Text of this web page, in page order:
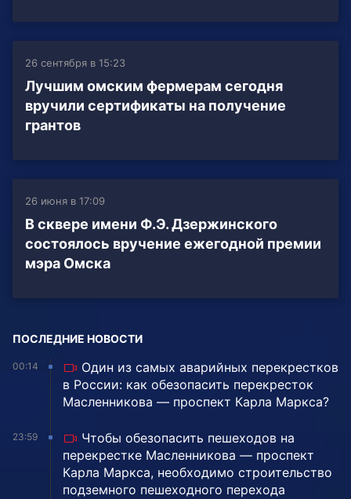
26 сентября в 15:23
Лучшим омским фермерам сегодня
вручили сертификаты на получение
грантов
26 июня в 17:09
В сквере имени Ф.Э. Дзержинского
состоялось вручение ежегодной премии
мэра Омска
ПОСЛЕДНИЕ НОВОСТИ
00:14
Один из самых аварийных перекрестков
в России: как обезопасить перекресток
Масленникова — проспект Карла Маркса?
23:59
Чтобы обезопасить пешеходов на
перекрестке Масленникова — проспект
Карла Маркса, необходимо строительство
подземного пешеходного перехода